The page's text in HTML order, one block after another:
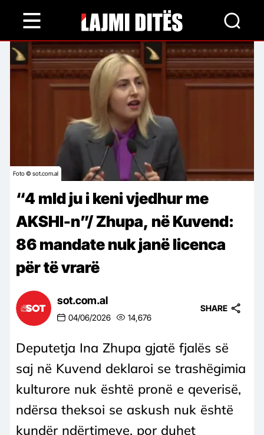
content
Foto © sot.com.al
“4 mld ju i keni vjedhur me
AKSHI-n”/ Zhupa, në Kuvend:
86 mandate nuk janë licenca
për të vrarë
sot.com.al
04/06/2026 14,676
SHARE
Deputetja Ina Zhupa gjatë fjalës së
saj në Kuvend deklaroi se trashëgimia
kulturore nuk është pronë e qeverisë,
ndërsa theksoi se askush nuk është
kundër ndërtimeve, por duhet